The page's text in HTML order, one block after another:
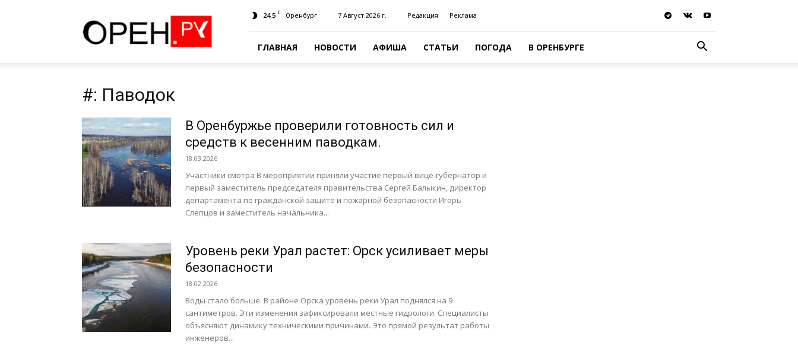
24.5 C Оренбург 7 Август 2026 г. Редакция Реклама
ГЛАВНАЯ НОВОСТИ АФИША СТАТЬИ ПОГОДА В ОРЕНБУРГЕ
#: Паводок
В Оренбуржье проверили готовность сил и
средств к весенним паводкам.
18.03.2026
Участники смотра В мероприятии приняли участие первый вице‑губернатор и
первый заместитель председателя правительства Сергей Балыкин, директор
департамента по гражданской защите и пожарной безопасности Игорь
Слепцов и заместитель начальника...
Уровень реки Урал растет: Орск усиливает меры
безопасности
18.02.2026
Воды стало больше. В районе Орска уровень реки Урал поднялся на 9
сантиметров. Эти изменения зафиксировали местные гидрологи. Специалисты
объясняют динамику техническими причинами. Это прямой результат работы
инженеров...